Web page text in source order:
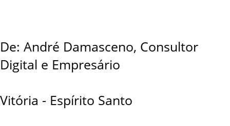
De: André Damasceno, Consultor
Digital e Empresário
Vitória - Espírito Santo